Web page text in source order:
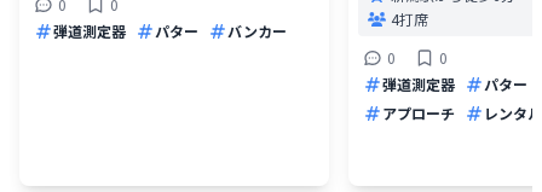
弾道測定器
パター バンカー
4打席
0
0
弾道測定器
パター
アプローチ
レンタ